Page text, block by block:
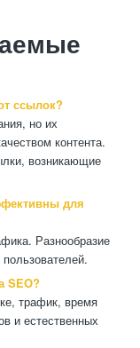
ссылок?
но их
контента.
возникающие
для
Разнообразие
SEO?
трафик, время
и естественных